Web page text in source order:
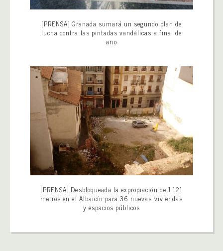
[PRENSA] Granada sumará un segundo plan de
lucha contra las pintadas vandálicas a final de
año
[PRENSA] Desbloqueada la expropiación de 1.121
metros en el Albaicín para 36 nuevas viviendas
y espacios públicos